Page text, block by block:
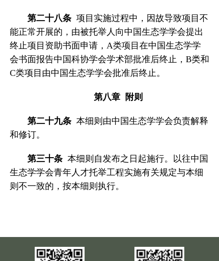
第二十八条 项目实施过程中，因故导致项目不
能正常开展的，由被托举人向中国生态学学会提出
终止项目资助书面申请，A类项目在中国生态学学
会书面报告中国科协学会学术部批准后终止，B类和
C类项目由中国生态学学会批准后终止。
第八章 附则
第二十九条 本细则由中国生态学学会负责解释
和修订。
第三十条 本细则自发布之日起施行。以往中国
生态学学会青年人才托举工程实施有关规定与本细
则不一致的，按本细则执行。